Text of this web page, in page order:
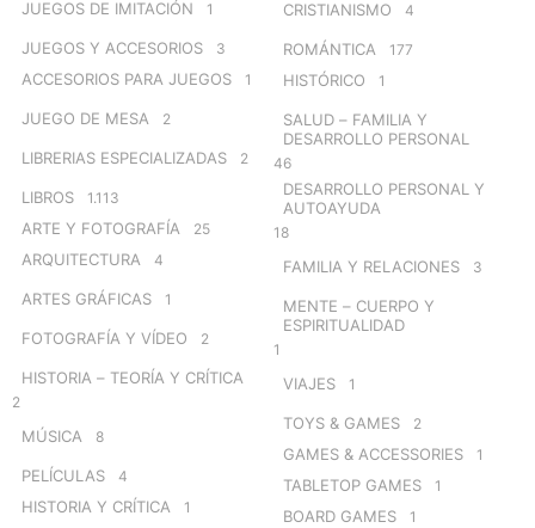
JUEGOS DE IMITACIÓN 1
JUEGOS Y ACCESORIOS 3
ACCESORIOS PARA JUEGOS 1
JUEGO DE MESA 2
LIBRERIAS ESPECIALIZADAS 2
LIBROS 1.113
ARTE Y FOTOGRAFÍA 25
ARQUITECTURA 4
ARTES GRÁFICAS 1
FOTOGRAFÍA Y VÍDEO 2
HISTORIA – TEORÍA Y CRÍTICA
2
MÚSICA 8
PELÍCULAS 4
HISTORIA Y CRÍTICA 1
CRISTIANISMO 4
ROMÁNTICA 177
HISTÓRICO 1
SALUD – FAMILIA Y
DESARROLLO PERSONAL
46
DESARROLLO PERSONAL Y
AUTOAYUDA
18
FAMILIA Y RELACIONES 3
MENTE – CUERPO Y
ESPIRITUALIDAD
1
VIAJES 1
TOYS & GAMES 2
GAMES & ACCESSORIES 1
TABLETOP GAMES 1
BOARD GAMES 1